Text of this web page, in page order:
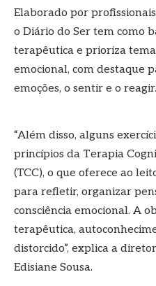
Elaborado por
o Diário do Ser tem como
terapêutica e prioriza
emocional, com destaque
emoções, o sentir e o reagir.
“Além disso, alguns
princípios da Terapia
(TCC), o que oferece ao
para refletir, organizar
consciência emocional. A
terapêutica,
distorcido”, explica a
Edisiane Sousa.